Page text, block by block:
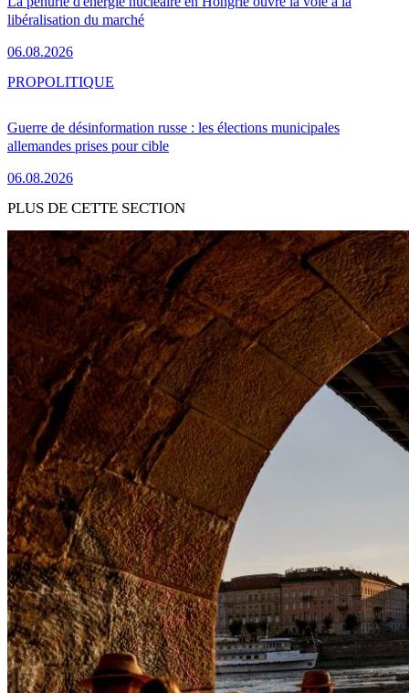
libéralisation du marché
06.08.2026
Guerre de désinformation russe : les élections municipales
allemandes prises pour cible
06.08.2026
PROPOLITIQUE
PLUS DE CETTE SECTION